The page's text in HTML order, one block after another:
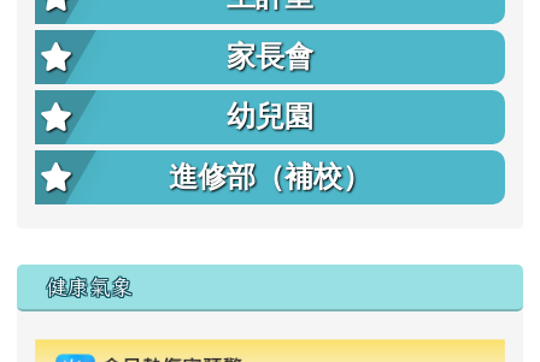
家長會
幼兒園
進修部（補校）
右邊區域內容
健康氣象